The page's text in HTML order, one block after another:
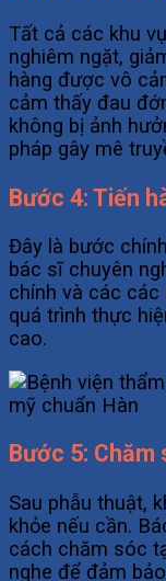
Tất cả các khu
nghiêm ngặt,
hàng được vô
cảm thấy đau
không bị ảnh
pháp gây mê
Bước 4: Tiến
Đây là bước
bác sĩ chuyên
chính và các
quá trình thực
cao.
Bước 5: Chăm
Sau phẫu thuật,
khỏe nếu cần.
cách chăm sóc
nghe để đảm